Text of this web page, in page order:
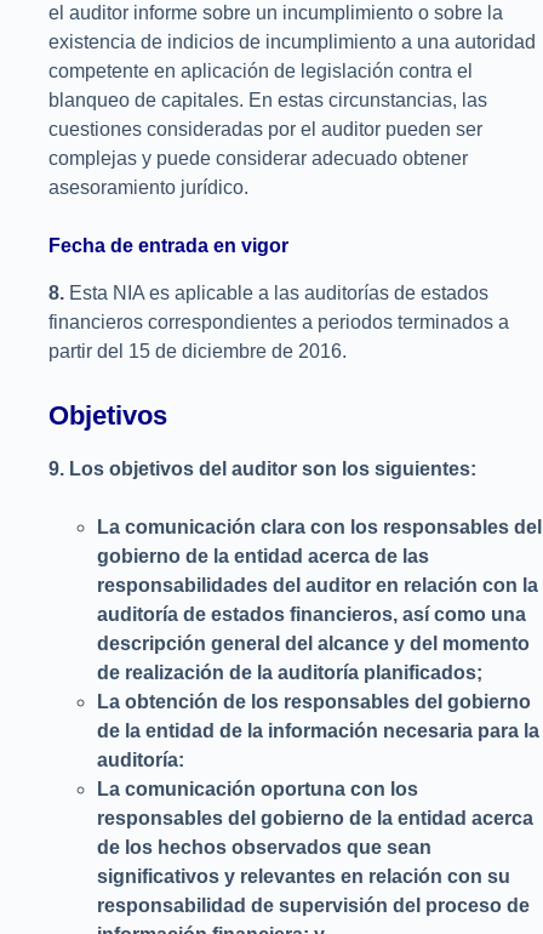
el auditor informe sobre un incumplimiento o sobre la
existencia de indicios de incumplimiento a una autoridad
competente en aplicación de legislación contra el
blanqueo de capitales. En estas circunstancias, las
cuestiones consideradas por el auditor pueden ser
complejas y puede considerar adecuado obtener
asesoramiento jurídico.
Fecha de entrada en vigor
8. Esta NIA es aplicable a las auditorías de estados
financieros correspondientes a periodos terminados a
partir del 15 de diciembre de 2016.
Objetivos
9. Los objetivos del auditor son los siguientes:
La comunicación clara con los responsables del
gobierno de la entidad acerca de las
responsabilidades del auditor en relación con la
auditoría de estados financieros, así como una
descripción general del alcance y del momento
de realización de la auditoría planificados;
La obtención de los responsables del gobierno
de la entidad de la información necesaria para la
auditoría:
La comunicación oportuna con los
responsables del gobierno de la entidad acerca
de los hechos observados que sean
significativos y relevantes en relación con su
responsabilidad de supervisión del proceso de